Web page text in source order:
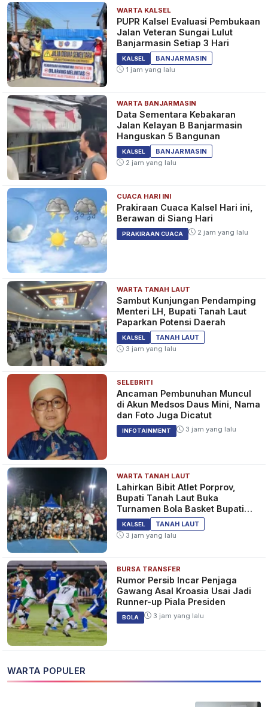
WARTA KALSEL
PUPR Kalsel Evaluasi Pembukaan
Jalan Veteran Sungai Lulut
Banjarmasin Setiap 3 Hari
KALSEL
BANJARMASIN
1 jam yang lalu
WARTA BANJARMASIN
Data Sementara Kebakaran
Jalan Kelayan B Banjarmasin
Hanguskan 5 Bangunan
KALSEL
BANJARMASIN
2 jam yang lalu
CUACA HARI INI
Prakiraan Cuaca Kalsel Hari ini,
Berawan di Siang Hari
PRAKIRAAN CUACA 2 jam yang lalu
WARTA TANAH LAUT
Sambut Kunjungan Pendamping
Menteri LH, Bupati Tanah Laut
Paparkan Potensi Daerah
KALSEL
TANAH LAUT
3 jam yang lalu
SELEBRITI
Ancaman Pembunuhan Muncul
di Akun Medsos Daus Mini, Nama
dan Foto Juga Dicatut
INFOTAINMENT 3 jam yang lalu
WARTA TANAH LAUT
Lahirkan Bibit Atlet Porprov,
Bupati Tanah Laut Buka
Turnamen Bola Basket Bupati
Cup 2026
KALSEL
TANAH LAUT
3 jam yang lalu
BURSA TRANSFER
Rumor Persib Incar Penjaga
Gawang Asal Kroasia Usai Jadi
Runner-up Piala Presiden
BOLA 3 jam yang lalu
WARTA POPULER